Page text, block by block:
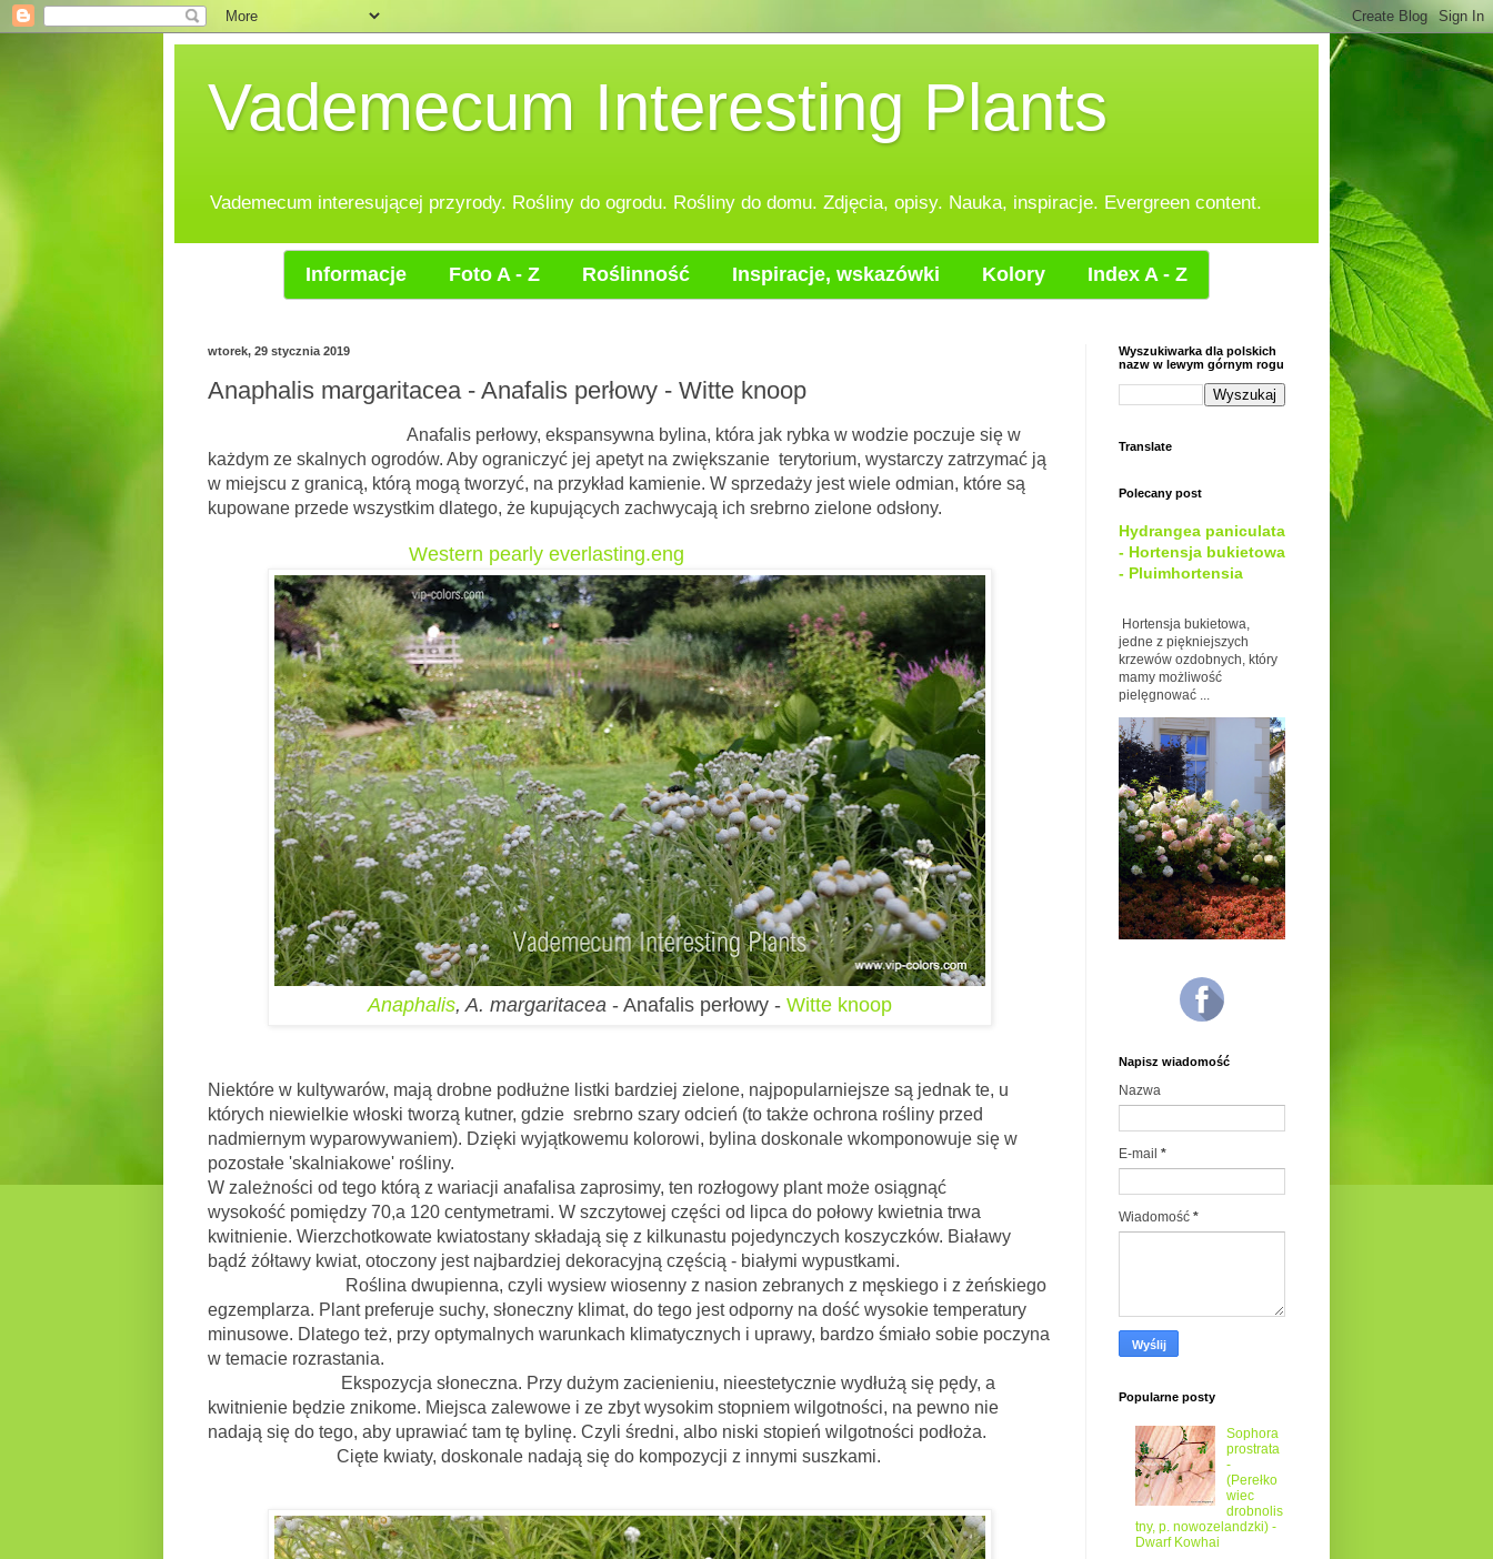
Vademecum Interesting Plants
Vademecum interesującej przyrody. Rośliny do ogrodu. Rośliny do domu. Zdjęcia, opisy. Nauka, inspiracje. Evergreen content.
Informacje Foto A - Z Roślinność Inspiracje, wskazówki Kolory Index A - Z
wtorek, 29 stycznia 2019
Anaphalis margaritacea - Anafalis perłowy - Witte knoop
Anafalis perłowy, ekspansywna bylina, która jak rybka w wodzie poczuje się w
każdym ze skalnych ogrodów. Aby ograniczyć jej apetyt na zwiększanie terytorium, wystarczy zatrzymać ją
w miejscu z granicą, którą mogą tworzyć, na przykład kamienie. W sprzedaży jest wiele odmian, które są
kupowane przede wszystkim dlatego, że kupujących zachwycają ich srebrno zielone odsłony.
Western pearly everlasting.eng
Anaphalis, A. margaritacea - Anafalis perłowy - Witte knoop
Niektóre w kultywarów, mają drobne podłużne listki bardziej zielone, najpopularniejsze są jednak te, u
których niewielkie włoski tworzą kutner, gdzie srebrno szary odcień (to także ochrona rośliny przed
nadmiernym wyparowywaniem). Dzięki wyjątkowemu kolorowi, bylina doskonale wkomponowuje się w
pozostałe 'skalniakowe' rośliny.
W zależności od tego którą z wariacji anafalisa zaprosimy, ten rozłogowy plant może osiągnąć
wysokość pomiędzy 70,a 120 centymetrami. W szczytowej części od lipca do połowy kwietnia trwa
kwitnienie. Wierzchotkowate kwiatostany składają się z kilkunastu pojedynczych koszyczków. Białawy
bądź żółtawy kwiat, otoczony jest najbardziej dekoracyjną częścią - białymi wypustkami.
Roślina dwupienna, czyli wysiew wiosenny z nasion zebranych z męskiego i z żeńskiego
egzemplarza. Plant preferuje suchy, słoneczny klimat, do tego jest odporny na dość wysokie temperatury
minusowe. Dlatego też, przy optymalnych warunkach klimatycznych i uprawy, bardzo śmiało sobie poczyna
w temacie rozrastania.
Ekspozycja słoneczna. Przy dużym zacienieniu, nieestetycznie wydłużą się pędy, a
kwitnienie będzie znikome. Miejsca zalewowe i ze zbyt wysokim stopniem wilgotności, na pewno nie
nadają się do tego, aby uprawiać tam tę bylinę. Czyli średni, albo niski stopień wilgotności podłoża.
Cięte kwiaty, doskonale nadają się do kompozycji z innymi suszkami.
Wyszukiwarka dla polskich
nazw w lewym górnym rogu
Translate
Polecany post
Hydrangea paniculata
- Hortensja bukietowa
- Pluimhortensia
Hortensja bukietowa,
jedne z piękniejszych
krzewów ozdobnych, który
mamy możliwość
pielęgnować ...
Napisz wiadomość
Nazwa
E-mail *
Wiadomość *
Popularne posty
Sophora
prostrata
-
(Perełko
wiec
drobnolis
tny, p. nowozelandzki) -
Dwarf Kowhai